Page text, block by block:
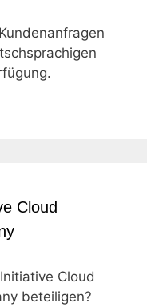
Cloud
Cloud
beteiligen?